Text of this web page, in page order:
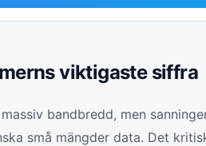
viktigaste siffra
bandbredd, men
små mängder data. Det